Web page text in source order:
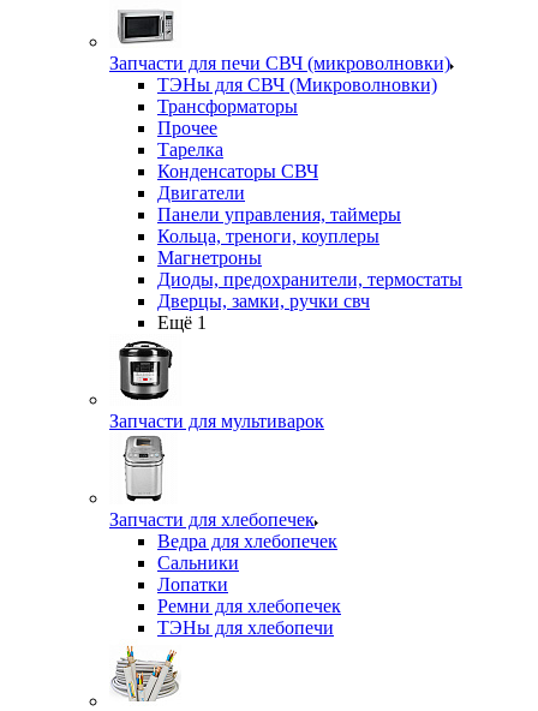
Запчасти для печи СВЧ (микроволновки)
ТЭНы для СВЧ (Микроволновки)
Трансформаторы
Прочее
Тарелка
Конденсаторы СВЧ
Двигатели
Панели управления, таймеры
Кольца, треноги, коуплеры
Магнетроны
Диоды, предохранители, термостаты
Дверцы, замки, ручки свч
Ещё 1
Запчасти для мультиварок
Запчасти для хлебопечек
Ведра для хлебопечек
Сальники
Лопатки
Ремни для хлебопечек
ТЭНы для хлебопечи